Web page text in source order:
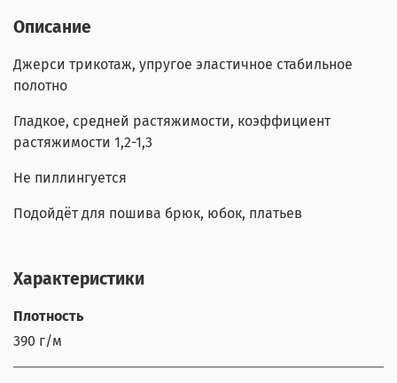
Описание
Джерси трикотаж, упругое эластичное стабильное
полотно
Гладкое, средней растяжимости, коэффициент
растяжимости 1,2-1,3
Не пиллингуется
Подойдёт для пошива брюк, юбок, платьев
Характеристики
Плотность
390 г/м